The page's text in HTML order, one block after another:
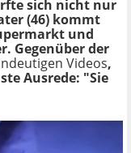
sich nicht nur
(46) kommt
und
Gegenüber der
Videos,
Ausrede: "Sie